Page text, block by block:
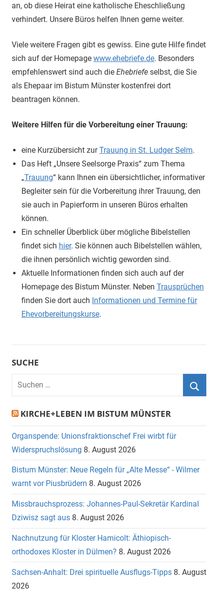
an, ob diese Heirat eine katholische Eheschließung
verhindert. Unsere Büros helfen Ihnen gerne weiter.
Viele weitere Fragen gibt es gewiss. Eine gute Hilfe findet
sich auf der Homepage www.ehebriefe.de. Besonders
empfehlenswert sind auch die Ehebriefe selbst, die Sie
als Ehepaar im Bistum Münster kostenfrei dort
beantragen können.
Weitere Hilfen für die Vorbereitung einer Trauung:
eine Kurzübersicht zurTrauung in St. Ludger Selm.
Das Heft „Unsere Seelsorge Praxis“ zum Thema
„Trauung“ kann Ihnen ein übersichtlicher, informativer
Begleiter sein für die Vorbereitung ihrer Trauung, den
sie auch in Papierform in unseren Büros erhalten
können.
Ein schneller Überblick über mögliche Bibelstellen
findet sich hier. Sie können auch Bibelstellen wählen,
die ihnen persönlich wichtig geworden sind.
Aktuelle Informationen finden sich auch auf der
Homepage des Bistum Münster. Neben Trausprüchen
finden Sie dort auch Informationen und Termine für
Ehevorbereitungskurse.
SUCHE
Suchen
nach:
KIRCHE+LEBEN IM BISTUM MÜNSTER
Organspende: Unionsfraktionschef Frei wirbt für
Widerspruchslösung 8. August 2026
Bistum Münster: Neue Regeln für „Alte Messe“ - Wilmer
warnt vor Piusbrüdern 8. August 2026
Missbrauchsprozess: Johannes-Paul-Sekretär Kardinal
Dziwisz sagt aus 8. August 2026
Nachnutzung für Kloster Hamicolt: Äthiopisch-
orthodoxes Kloster in Dülmen? 8. August 2026
Sachsen-Anhalt: Drei spirituelle Ausflugs-Tipps 8. August
2026